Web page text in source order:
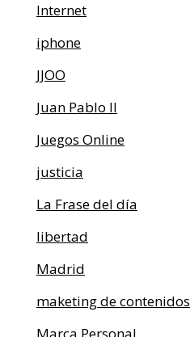
Internet
iphone
JJOO
Juan Pablo II
Juegos Online
justicia
La Frase del día
libertad
Madrid
maketing de contenidos